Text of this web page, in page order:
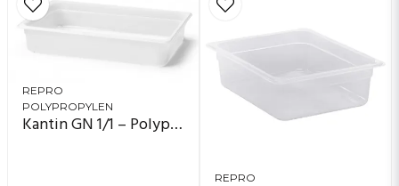
REPRO
POLYPROPYLEN
Kantin GN 1/1 – Polypropylen
REPRO